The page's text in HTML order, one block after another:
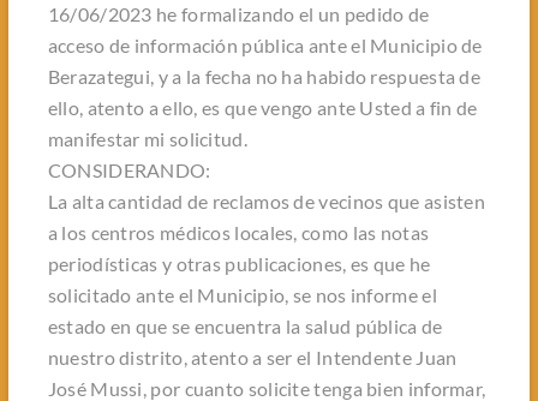
16/06/2023 he formalizando el un pedido de
acceso de información pública ante el Municipio de
Berazategui, y a la fecha no ha habido respuesta de
ello, atento a ello, es que vengo ante Usted a fin de
manifestar mi solicitud.
CONSIDERANDO:
La alta cantidad de reclamos de vecinos que asisten
a los centros médicos locales, como las notas
periodísticas y otras publicaciones, es que he
solicitado ante el Municipio, se nos informe el
estado en que se encuentra la salud pública de
nuestro distrito, atento a ser el Intendente Juan
José Mussi, por cuanto solicite tenga bien informar,